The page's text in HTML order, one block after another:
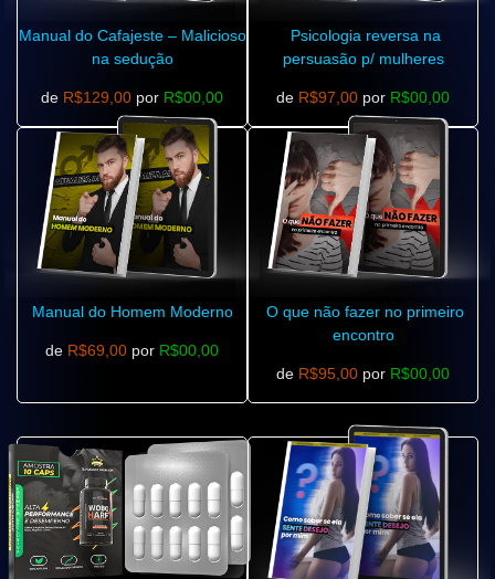
Manual do Cafajeste – Malicioso
na sedução
de R$129,00 por R$00,00
Psicologia reversa na
persuasão p/ mulheres
de R$97,00 por R$00,00
Manual do Homem Moderno
de R$69,00 por R$00,00
O que não fazer no primeiro
encontro
de R$95,00 por R$00,00